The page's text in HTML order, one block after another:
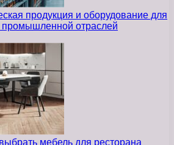
продукция и оборудование для
промышленной отраслей
мебель для ресторана